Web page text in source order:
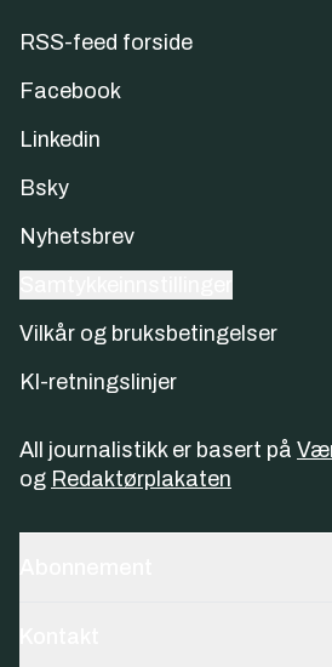
RSS-feed forside
Facebook
Linkedin
Bsky
Nyhetsbrev
Vilkår og bruksbetingelser
KI-retningslinjer
All journalistikk er basert på
og Redaktørplakaten